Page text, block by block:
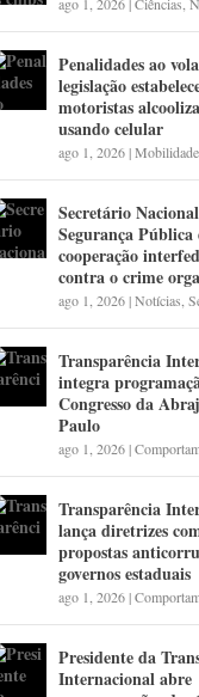
Penalidades ao
legislação
motoristas
usando celular
ago 1, 2026|Mobilidade
Secretário
Segurança Pública
cooperação
contra o crime
ago 1, 2026|Notícias ,
Transparência
integra
Congresso da
Paulo
ago 1, 2026|
Transparência
lança diretrizes
propostas
governos estaduais
ago 1, 2026|
Presidente da
Internacional abre